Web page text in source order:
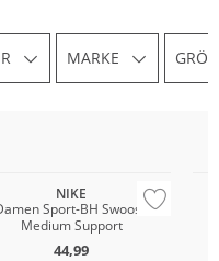
MARKE
NIKE
Sport-BH Swoosh
Medium Support
44,99